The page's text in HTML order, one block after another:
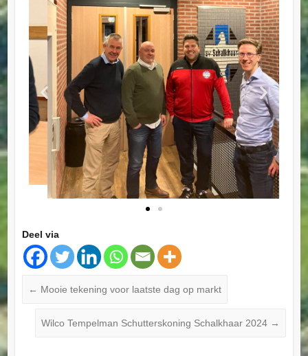
Deel via
← Mooie tekening voor laatste dag op markt
Wilco Tempelman Schutterskoning Schalkhaar 2024 →